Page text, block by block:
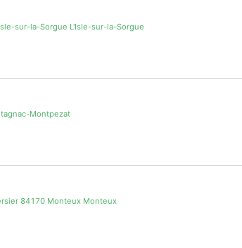
sur-la-Sorgue L'Isle-sur-la-Sorgue
Montpezat
84170 Monteux Monteux